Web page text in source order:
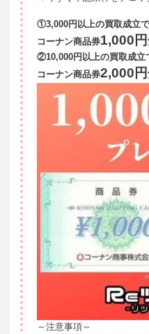
①3,000円以上の買取成立で
コーナン商品券1,000
②10,000円以上の買取成立
コーナン商品券2,000
～注意事項～